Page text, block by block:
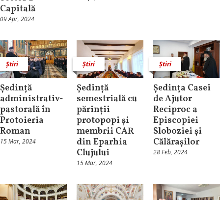
Capitală
09 Apr, 2024
Știri
Ședință
administrativ-
pastorală în
Protoieria
Roman
15 Mar, 2024
Știri
Ședință
semestrială cu
părinții
protopopi și
membrii CAR
din Eparhia
Clujului
15 Mar, 2024
Știri
Ședința Casei
de Ajutor
Reciproc a
Episcopiei
Sloboziei și
Călărașilor
28 Feb, 2024